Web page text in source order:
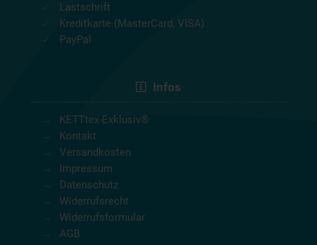
Lastschrift
Kreditkarte (MasterCard, VISA)
PayPal
Infos
KETTtex-Exklusiv®
Kontakt
Versandkosten
Impressum
Datenschutz
Widerrufsrecht
Widerrufsformular
AGB